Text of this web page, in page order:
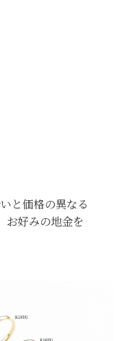
と価格の異なる
お好みの地金を